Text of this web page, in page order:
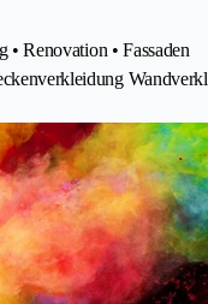
• Renovation • Fassaden